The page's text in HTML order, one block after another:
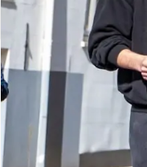
Ik heb een vraag
Hulp nodig bij het
kiezen?
015 204 40 00
Chat met Jeroen